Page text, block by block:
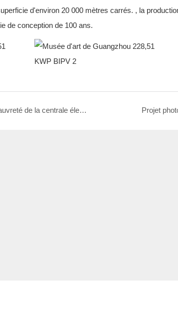
d'environ 20 000 mètres carrés. , la
de conception de 100 ans.
Projet de réduction de la pauvreté de la centrale électrique terrestre de Hebei Chengde, 33,92 MW Projet